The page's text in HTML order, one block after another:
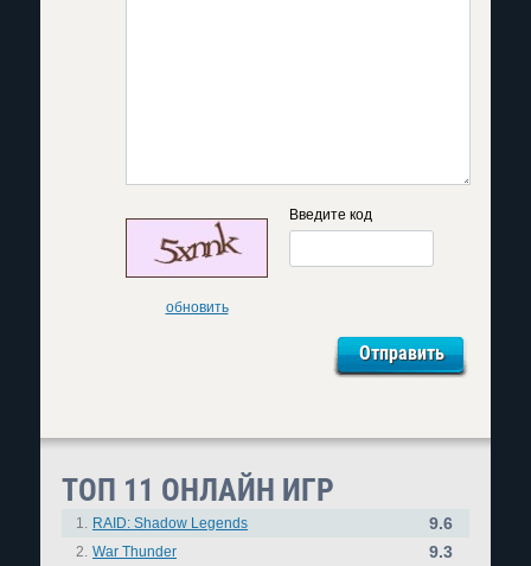
обновить
Введите код
ТОП 11 ОНЛАЙН ИГР
1. RAID: Shadow Legends 9.6
2. War Thunder 9.3